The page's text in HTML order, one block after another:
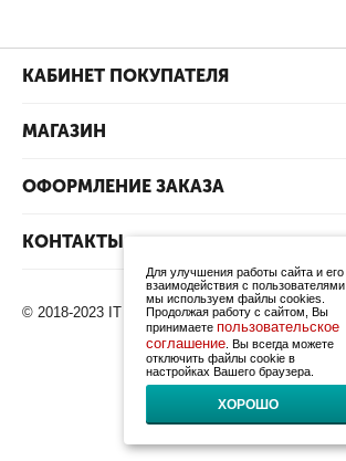
КАБИНЕТ ПОКУПАТЕЛЯ
МАГАЗИН
ОФОРМЛЕНИЕ ЗАКАЗА
КОНТАКТЫ
© 2018-2023 IT Products. Все права защищены.
Для улучшения работы сайта и его
взаимодействия с пользователями
мы используем файлы cookies.
Продолжая работу с сайтом, Вы
принимаете пользовательское
соглашение . Вы всегда можете
отключить файлы cookie в
настройках Вашего браузера.
ХОРОШО